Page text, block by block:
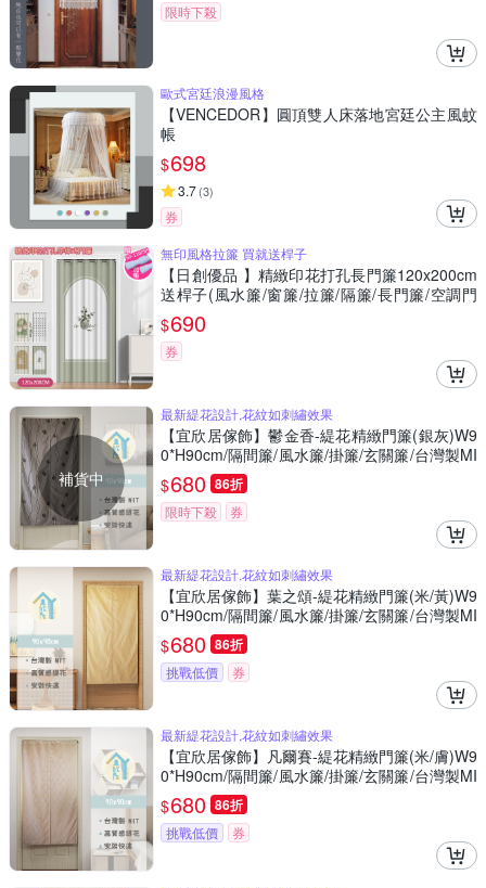
限時下殺
歐式宮廷浪漫風格
【VENCEDOR】圓頂雙人床落地宮廷公主風蚊
帳
$698
3.7(3)
券
無印風格拉簾 買就送桿子
【日創優品 】精緻印花打孔長門簾120x200cm
送桿子(風水簾/窗簾/拉簾/隔簾/長門簾/空調門
簾)
$690
券
補貨中
最新緹花設計,花紋如刺繡效果
【宜欣居傢飾】鬱金香-緹花精緻門簾(銀灰)W9
0*H90cm/隔間簾/風水簾/掛簾/玄關簾/台灣製MI
T
$680 86折
限時下殺 券
最新緹花設計,花紋如刺繡效果
【宜欣居傢飾】葉之頌-緹花精緻門簾(米/黃)W9
0*H90cm/隔間簾/風水簾/掛簾/玄關簾/台灣製MI
T
$680 86折
挑戰低價 券
最新緹花設計,花紋如刺繡效果
【宜欣居傢飾】凡爾賽-緹花精緻門簾(米/膚)W9
0*H90cm/隔間簾/風水簾/掛簾/玄關簾/台灣製MI
T
$680 86折
挑戰低價 券